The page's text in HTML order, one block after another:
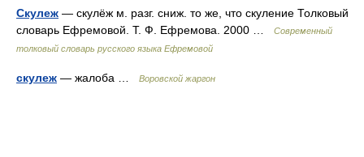
Скулеж — скулёж м. разг. сниж. то же, что скуление Толковый
словарь Ефремовой. Т. Ф. Ефремова. 2000 …
Современный
толковый словарь русского языка Ефремовой
скулеж — жалоба … Воровской жаргон